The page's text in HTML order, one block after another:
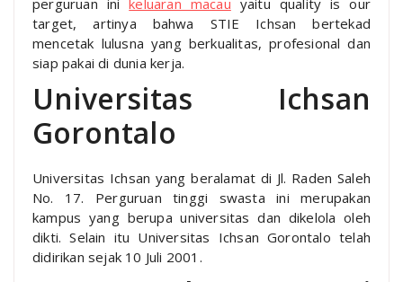
target, artinya bahwa STIE Ichsan bertekad
mencetak lulusna yang berkualitas, profesional dan
siap pakai di dunia kerja.
Universitas Ichsan
Gorontalo
Universitas Ichsan yang beralamat di Jl. Raden Saleh
No. 17. Perguruan tinggi swasta ini merupakan
kampus yang berupa universitas dan dikelola oleh
dikti. Selain itu Universitas Ichsan Gorontalo telah
didirikan sejak 10 Juli 2001.